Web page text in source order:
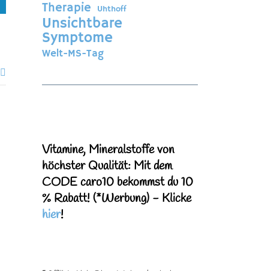
Therapie Uhthoff
Unsichtbare
Symptome
Welt-MS-Tag
Vitamine, Mineralstoffe von
höchster Qualität: Mit dem
CODE caro10 bekommst du 10
% Rabatt! (*Werbung) - Klicke
hier!